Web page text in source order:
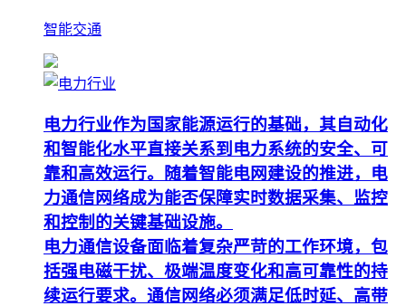
智能交通
电力行业作为国家能源运行的基础，其自动化
和智能化水平直接关系到电力系统的安全、可
靠和高效运行。随着智能电网建设的推进，电
力通信网络成为能否保障实时数据采集、监控
和控制的关键基础设施。
电力通信设备面临着复杂严苛的工作环境，包
括强电磁干扰、极端温度变化和高可靠性的持
续运行要求。通信网络必须满足低时延、高带